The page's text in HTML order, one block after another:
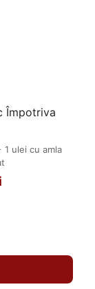
Împotriva
ulei cu amla